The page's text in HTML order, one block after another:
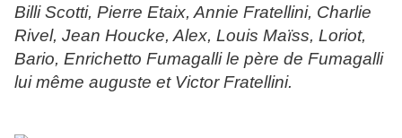
Billi Scotti, Pierre Etaix, Annie Fratellini, Charlie
Rivel, Jean Houcke, Alex, Louis Maïss, Loriot,
Bario, Enrichetto Fumagalli le père de Fumagalli
lui même auguste et Victor Fratellini.